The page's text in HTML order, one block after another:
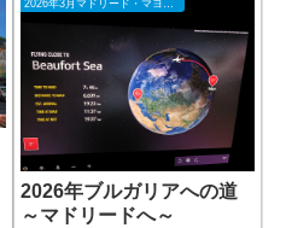
2026年ブルガリアへの道
～マドリードへ～